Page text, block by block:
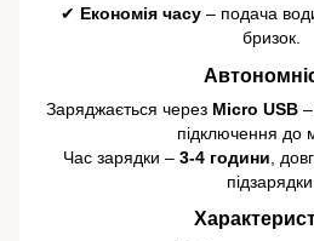
✔ Економія часу– подача
бризок.
Заряджається через Micro USB–
підключення до
Час зарядки – 3-4 години ,
підзарядки.